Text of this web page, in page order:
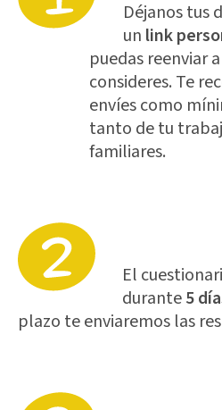
Déjanos tus
un link
puedas reenviar
consideres. Te
envíes como
tanto de tu
familiares.
El
durante5
plazo te enviaremos las